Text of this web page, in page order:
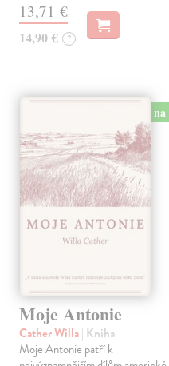
13,71 €
14,90 € ?
na
Moje Antonie
Cather Willa| Kniha
Moje Antonie patří k